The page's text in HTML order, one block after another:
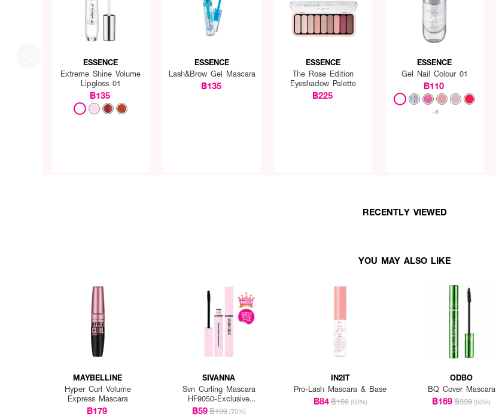
ESSENCE
Extreme Shine Volume
Lipgloss 01
฿135
ESSENCE
Lash&Brow Gel Mascara
฿135
ESSENCE
The Rose Edition
Eyeshadow Palette
฿225
ESSENCE
Gel Nail Colour 01
฿110
+6
RECENTLY VIEWED
YOU MAY ALSO LIKE
MAYBELLINE
Hyper Curl Volume
Express Mascara
฿179
SIVANNA
Svn Curling Mascara
HF9050-Exclusive
EVEANDBOY
฿59฿199 (70%)
IN2IT
Pro-Lash Mascara & Base
฿84฿169 (50%)
ODBO
BQ Cover Mascara
฿169฿339 (50%)